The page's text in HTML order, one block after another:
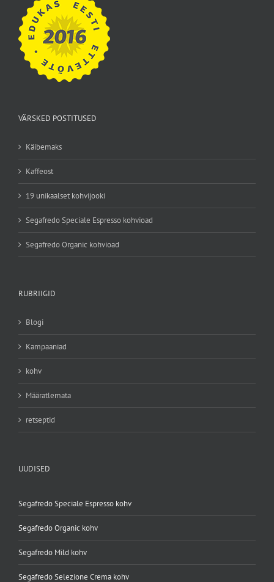
VÄRSKED POSTITUSED
Käibemaks
Kaffeost
19 unikaalset kohvijooki
Segafredo Speciale Espresso kohvioad
Segafredo Organic kohvioad
RUBRIIGID
Blogi
Kampaaniad
kohv
Määratlemata
retseptid
UUDISED
Segafredo Speciale Espresso kohv
Segafredo Organic kohv
Segafredo Mild kohv
Segafredo Selezione Crema kohv